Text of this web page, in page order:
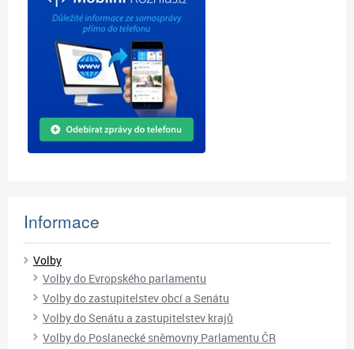
Informace
Volby
Volby do Evropského parlamentu
Volby do zastupitelstev obcí a Senátu
Volby do Senátu a zastupitelstev krajů
Volby do Poslanecké sněmovny Parlamentu ČR